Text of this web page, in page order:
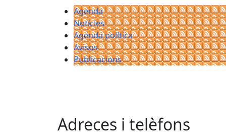
Agenda
Notícies
Agenda política
Avisos
Publicacions
Adreces i telèfons